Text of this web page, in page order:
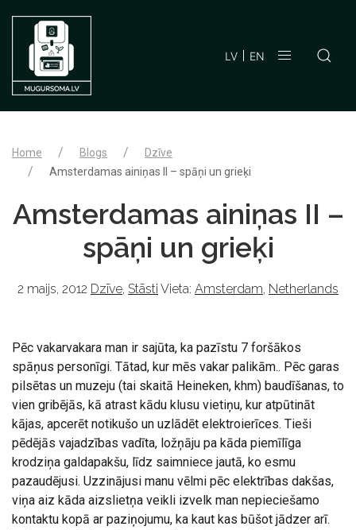
LV EN
Home Blogs
Dzīve
Amsterdamas ainiņas II – spāņi un grieķi
Amsterdamas ainiņas II –
spāņi un grieķi
2 maijs, 2012 Dzīve, Stāsti Vieta: Amsterdam, Netherlands
Pēc vakarvakara man ir sajūta, ka pazīstu 7 foršākos
spāņus personīgi. Tātad, kur mēs vakar palikām.. Pēc garas
pilsētas un muzeju (tai skaitā Heineken, khm) baudīšanas, to
vien gribējās, kā atrast kādu klusu vietiņu, kur atpūtināt
kājas, apcerēt notikušo un uzlādēt elektroierīces. Tieši
pēdējās vajadzības vadīta, ložņāju pa kāda piemīlīga
krodziņa galdapakšu, līdz saimniece jautā, ko esmu
pazaudējusi. Uzzinājusi manu vēlmi pēc elektrības dakšas,
viņa aiz kāda aizslietņa veikli izvelk man nepieciešamo
kontaktu kopā ar paziņojumu, ka kaut kas būšot jādzer arī.